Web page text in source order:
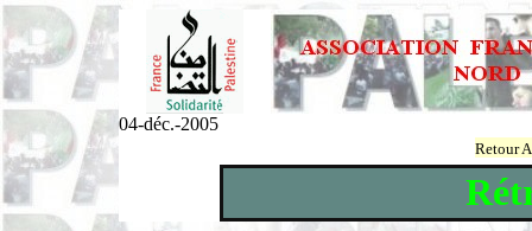
04-déc.-2005
Retour